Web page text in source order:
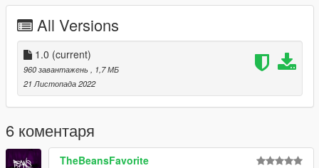
All Versions
1.0 (current)
960 завантажень
, 1,7 МБ
21 Листопада 2022
6 коментаря
TheBeansFavorite